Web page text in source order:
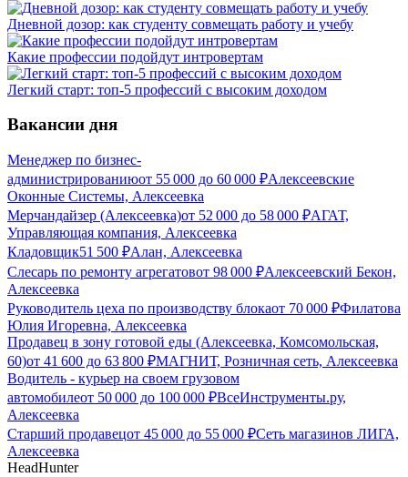
Дневной дозор: как студенту совмещать работу и учебу
Какие профессии подойдут интровертам
Легкий старт: топ-5 профессий с высоким доходом
Вакансии дня
Менеджер по бизнес-
администрированиюот 55 000 до 60 000 ₽Алексеевские
Оконные Системы, Алексеевка
Мерчандайзер (Алексеевка)от 52 000 до 58 000 ₽АГАТ,
Управляющая компания, Алексеевка
Кладовщик51 500 ₽Алан, Алексеевка
Слесарь по ремонту агрегатовот 98 000 ₽Алексеевский Бекон,
Алексеевка
Руководитель цеха по производству блокаот 70 000 ₽Филатова
Юлия Игоревна, Алексеевка
Продавец в зону готовой еды (Алексеевка, Комсомольская,
60)от 41 600 до 63 800 ₽МАГНИТ, Розничная сеть, Алексеевка
Водитель - курьер на своем грузовом
автомобилеот 50 000 до 100 000 ₽ВсеИнструменты.ру,
Алексеевка
Старший продавецот 45 000 до 55 000 ₽Сеть магазинов ЛИГА,
Алексеевка
HeadHunter